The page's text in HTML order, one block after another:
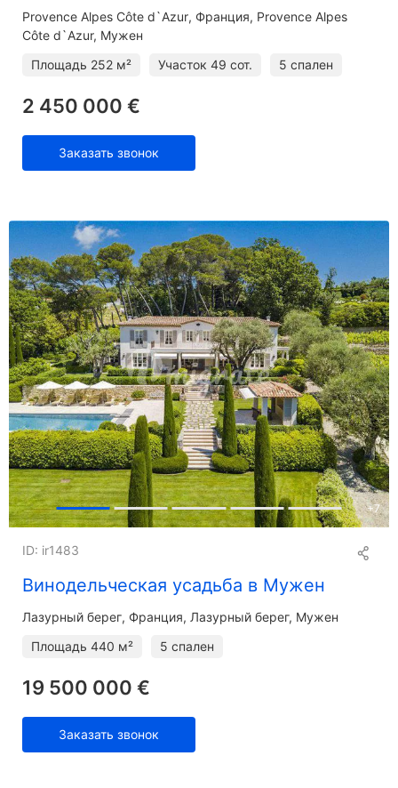
Provence Alpes Côte d`Azur Франция, Provence Alpes
Côte d`Azur, Мужен
Площадь 252 м² Участок 49 сот. 5 спален
2 450 000 €
Заказать звонок
+7
Винодельческая усадьба в Мужен
ID: ir1483
Лазурный берег Франция, Лазурный берег, Мужен
Площадь 440 м² 5 спален
19 500 000 €
Заказать звонок